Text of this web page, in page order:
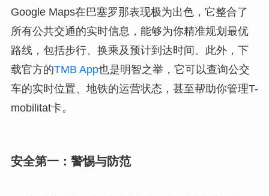
Google Maps在巴塞罗那表现极为出色，它整合了
所有公共交通的实时信息，能够为你精准规划最优
路线，包括步行、换乘及预计到达时间。此外，下
载官方的TMB App也是明智之举，它可以查询公交
车的实时位置、地铁的运营状态，甚至帮助你管理T-
mobilitat卡。
安全第一：警惕与防范